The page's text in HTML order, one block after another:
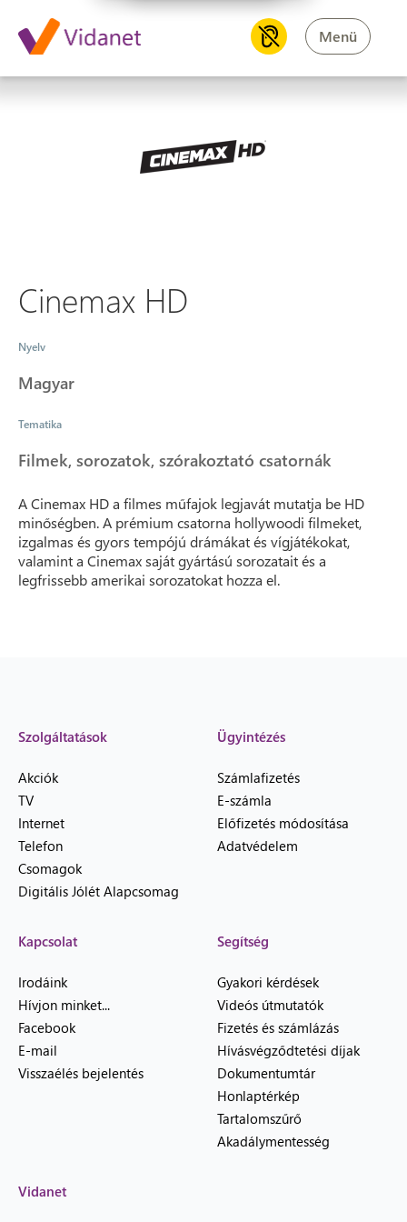
Menü
Cinemax HD
Cinemax HD
Nyelv
Magyar
Tematika
Filmek, sorozatok, szórakoztató csatornák
A Cinemax HD a filmes műfajok legjavát mutatja be HD
minőségben. A prémium csatorna hollywoodi filmeket,
izgalmas és gyors tempójú drámákat és vígjátékokat,
valamint a Cinemax saját gyártású sorozatait és a
legfrissebb amerikai sorozatokat hozza el.
Szolgáltatások
Akciók
TV
Internet
Telefon
Csomagok
Digitális Jólét Alapcsomag
Ügyintézés
Számlafizetés
E-számla
Előfizetés módosítása
Adatvédelem
Kapcsolat
Irodáink
Hívjon minket...
Facebook
E-mail
Visszaélés bejelentés
Segítség
Gyakori kérdések
Videós útmutatók
Fizetés és számlázás
Hívásvégződtetési díjak
Dokumentumtár
Honlaptérkép
Tartalomszűrő
Akadálymentesség
Vidanet